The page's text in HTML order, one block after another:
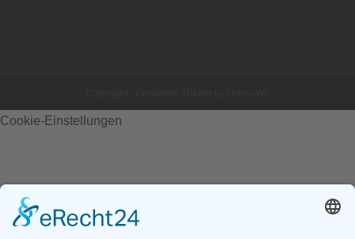
Cookie-Einstellungen